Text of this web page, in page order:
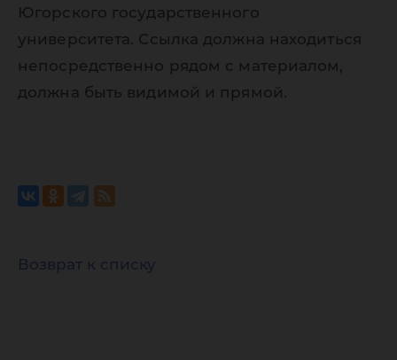
Югорского государственного
университета. Ссылка должна находиться
непосредственно рядом с материалом,
должна быть видимой и прямой.
Возврат к списку